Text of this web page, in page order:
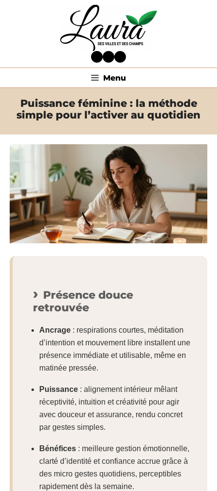
Facebook Twitter LinkedIn
Menu
Puissance féminine : la méthode
simple pour l’activer au quotidien
Présence douce
retrouvée
Ancrage : respirations courtes, méditation
d’intention et mouvement libre installent une
présence immédiate et utilisable, même en
matinée pressée.
Puissance : alignement intérieur mêlant
réceptivité, intuition et créativité pour agir
avec douceur et assurance, rendu concret
par gestes simples.
Bénéfices : meilleure gestion émotionnelle,
clarté d’identité et confiance accrue grâce à
des micro gestes quotidiens, perceptibles
rapidement dès la semaine.